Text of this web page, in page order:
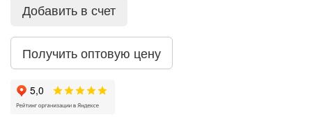
Добавить в счет
Получить оптовую цену